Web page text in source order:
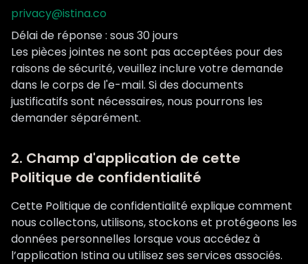
privacy@istina.co
Délai de réponse : sous 30 jours
Les pièces jointes ne sont pas acceptées pour des
raisons de sécurité, veuillez inclure votre demande
dans le corps de l'e-mail. Si des documents
justificatifs sont nécessaires, nous pourrons les
demander séparément.
2. Champ d'application de cette
Politique de confidentialité
Cette Politique de confidentialité explique comment
nous collectons, utilisons, stockons et protégeons les
données personnelles lorsque vous accédez à
l’application Istina ou utilisez ses services associés.